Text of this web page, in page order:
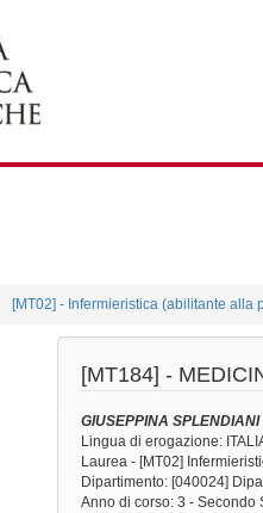
[MT02] - Infermieristica (abilitante
[MT184] -
GIUSEPPINA SPLENDIANI
Lingua di erogazione:
Laurea - [MT02]
Dipartimento: [040024]
Anno di corso: 3 - Secondo